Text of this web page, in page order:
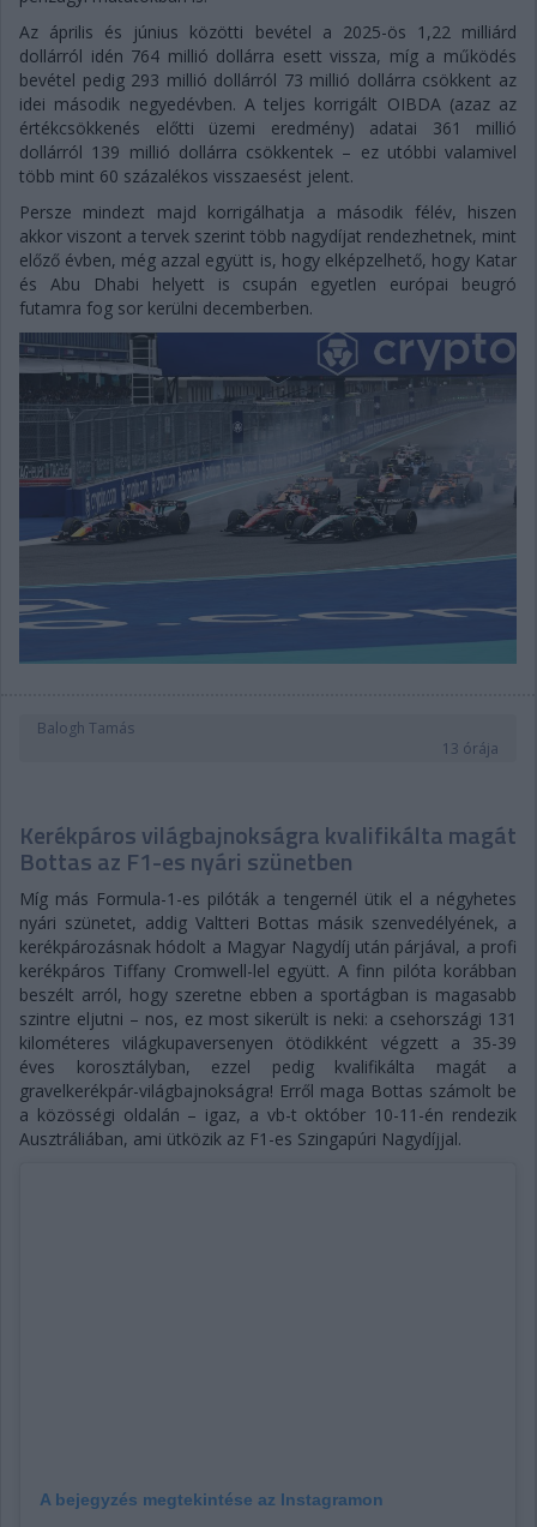
Az április és június közötti bevétel a 2025-ös 1,22 milliárd
dollárról idén 764 millió dollárra esett vissza, míg a működés
bevétel pedig 293 millió dollárról 73 millió dollárra csökkent az
idei második negyedévben. A teljes korrigált OIBDA (azaz az
értékcsökkenés előtti üzemi eredmény) adatai 361 millió
dollárról 139 millió dollárra csökkentek – ez utóbbi valamivel
több mint 60 százalékos visszaesést jelent.
Persze mindezt majd korrigálhatja a második félév, hiszen
akkor viszont a tervek szerint több nagydíjat rendezhetnek, mint
előző évben, még azzal együtt is, hogy elképzelhető, hogy Katar
és Abu Dhabi helyett is csupán egyetlen európai beugró
futamra fog sor kerülni decemberben.
Balogh Tamás
13 órája
Kerékpáros világbajnokságra kvalifikálta magát
Bottas az F1-es nyári szünetben
Míg más Formula-1-es pilóták a tengernél ütik el a négyhetes
nyári szünetet, addig Valtteri Bottas másik szenvedélyének, a
kerékpározásnak hódolt a Magyar Nagydíj után párjával, a profi
kerékpáros Tiffany Cromwell-lel együtt. A finn pilóta korábban
beszélt arról, hogy szeretne ebben a sportágban is magasabb
szintre eljutni – nos, ez most sikerült is neki: a csehországi 131
kilométeres világkupaversenyen ötödikként végzett a 35-39
éves korosztályban, ezzel pedig kvalifikálta magát a
gravelkerékpár-világbajnokságra! Erről maga Bottas számolt be
a közösségi oldalán – igaz, a vb-t október 10-11-én rendezik
Ausztráliában, ami ütközik az F1-es Szingapúri Nagydíjjal.
A bejegyzés megtekintése az Instagramon